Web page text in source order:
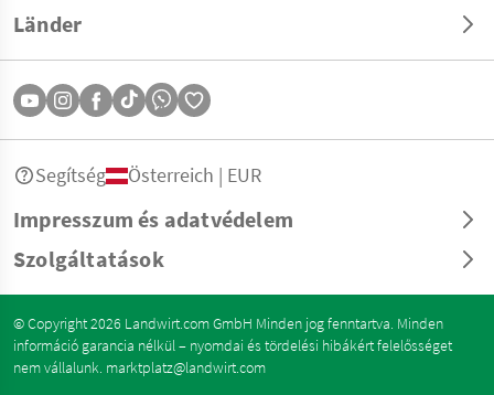
Länder
Impresszum és adatvédelem
Szolgáltatások
Segítség Österreich | EUR
© Copyright 2026 Landwirt.com GmbH Minden jog fenntartva. Minden
információ garancia nélkül – nyomdai és tördelési hibákért felelősséget
nem vállalunk. marktplatz@landwirt.com